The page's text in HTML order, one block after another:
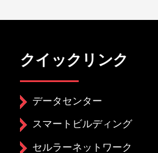
クイックリンク
データセンター
スマートビルディング
セルラーネットワーク